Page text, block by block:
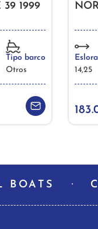
1999
Tipo barco
Otros
Eslora
14,25
BOATS